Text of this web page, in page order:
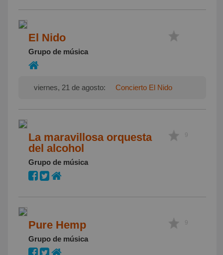
El Nido
Grupo de música
viernes, 21 de agosto: Concierto El Nido
La maravillosa orquesta
del alcohol
Grupo de música
9
Pure Hemp
Grupo de música
9